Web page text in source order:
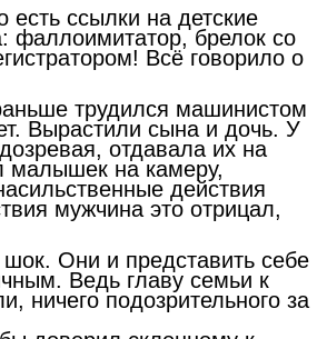
ссылки на детские
фаллоимитатор, брелок со
Всё говорило о
трудился машинистом
Вырастили сына и дочь. У
отдавала их на
малышек на камеру,
действия
мужчина это отрицал,
Они и представить себе
Ведь главу семьи к
ничего подозрительного за